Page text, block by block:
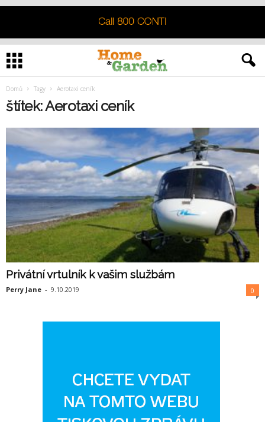
Domů Tagy Aerotaxi ceník
štítek: Aerotaxi ceník
Privátní vrtulník k vašim službám
Perry Jane - 9.10.2019 0